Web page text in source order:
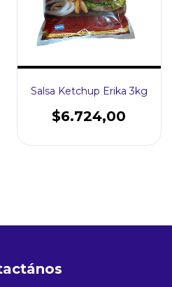
Salsa Ketchup Erika 3kg
$6.724,00